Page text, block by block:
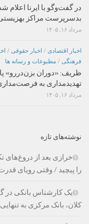
بدسرپرست مراکز
مرداد ۱۶, ۱۴۰۵
اخبار اقتصادی / اخبار حقوقی /
فرهنگی / مطبوعات و رسانه ها
ظریف: «دوران بزن‌دررو»
تهدیدمداری به
مرداد ۱۶, ۱۴۰۵
نوشته‌های تازه
خرازی بعد از
را پیچید / وقتی رویای
یک کارشناس بانکی در
کلان، بانک مرکزی به